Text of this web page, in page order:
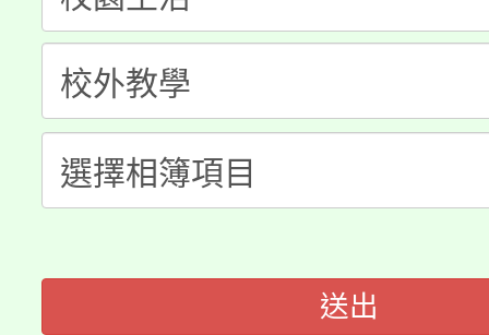
場熱烈登場!
8/21下午1時於龍潭區
徵才活動。
YOUNG桃局內行報名
局官網。
8月14至27日，桃園電
開!
115年桃園市運動會8/
視費優惠，中低收入戶
大園自造教育及科技
送出